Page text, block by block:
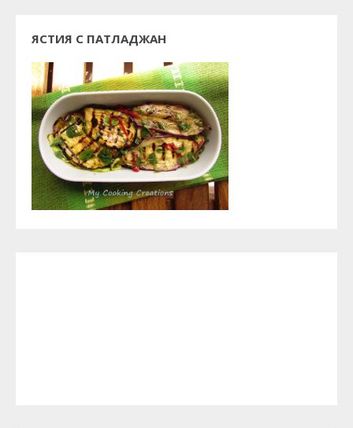
ЯСТИЯ С ПАТЛАДЖАН